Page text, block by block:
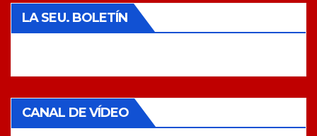
LA SEU. BOLETÍN
CANAL DE VÍDEO